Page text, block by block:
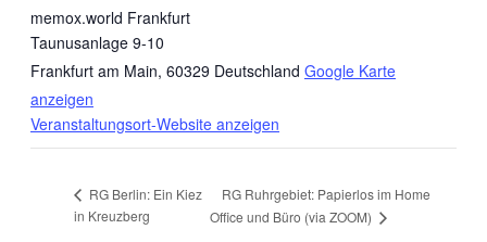
memox.world Frankfurt
Taunusanlage 9-10
Frankfurt am Main, 60329 Deutschland Google Karte
anzeigen
Veranstaltungsort-Website anzeigen
RG Berlin: Ein Kiez
in Kreuzberg
RG Ruhrgebiet: Papierlos im Home
Office und Büro (via ZOOM)